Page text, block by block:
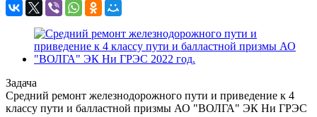
Задача
Средний ремонт железнодорожного пути и приведение к 4
классу пути и балластной призмы АО "ВОЛГА" ЭК Ни ГРЭС